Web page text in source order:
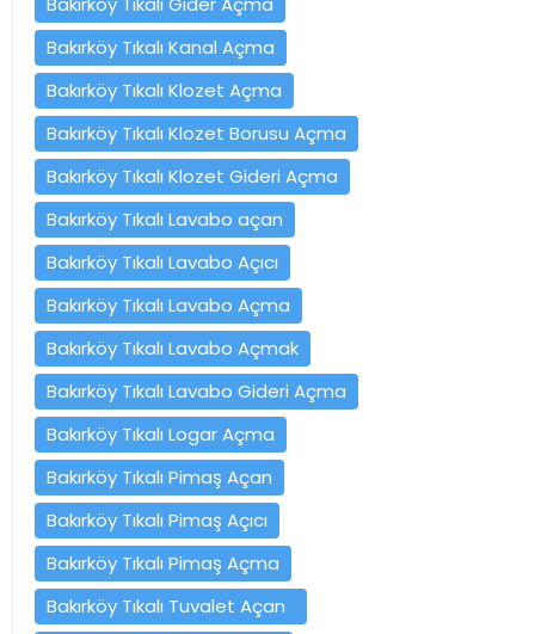
Bakırköy Tıkalı Kanal Açma
Bakırköy Tıkalı Klozet Açma
Bakırköy Tıkalı Klozet Borusu Açma
Bakırköy Tıkalı Klozet Gideri Açma
Bakırköy Tıkalı Lavabo açan
Bakırköy Tıkalı Lavabo Açıcı
Bakırköy Tıkalı Lavabo Açma
Bakırköy Tıkalı Lavabo Açmak
Bakırköy Tıkalı Lavabo Gideri Açma
Bakırköy Tıkalı Logar Açma
Bakırköy Tıkalı Pimaş Açan
Bakırköy Tıkalı Pimaş Açıcı
Bakırköy Tıkalı Pimaş Açma
Bakırköy Tıkalı Tuvalet Açan